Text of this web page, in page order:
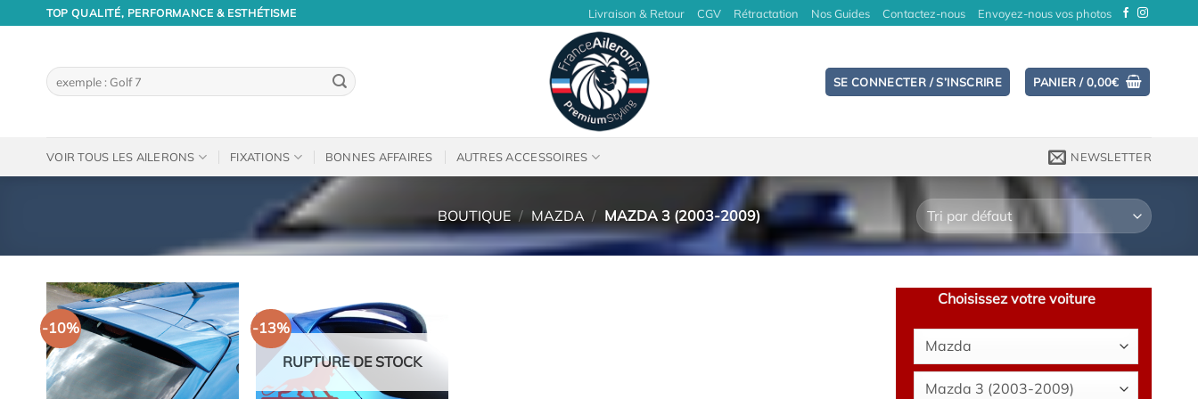
TOP QUALITÉ, PERFORMANCE & ESTHÉTISME Livraison & Retour CGV Rétractation Nos Guides Contactez-nous Envoyez-nous vos photos
Recherche
pour :
SE CONNECTER / S’INSCRIRE PANIER /0,00€
VOIR TOUS LES AILERONS FIXATIONS BONNES AFFAIRES AUTRES ACCESSOIRES NEWSLETTER
BOUTIQUE / MAZDA / MAZDA 3 (2003-2009)
-10%
-13%
RUPTURE DE STOCK
Choisissez votre voiture